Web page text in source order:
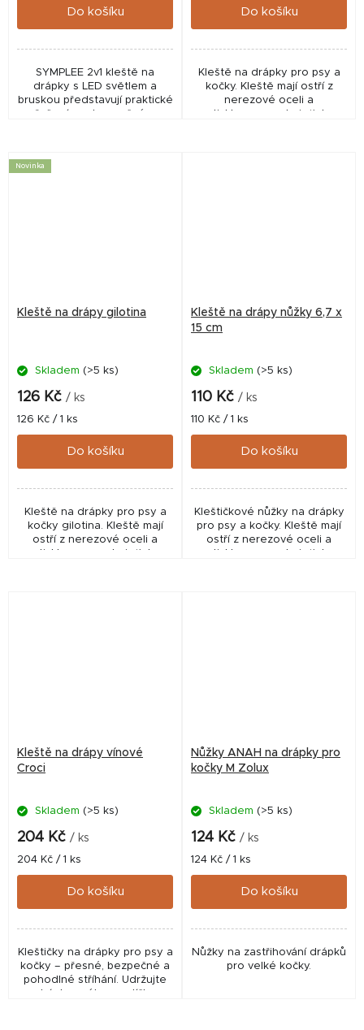
Do košíku
SYMPLEE 2v1 kleště na
drápky s LED světlem a
bruskou představují praktické
Do košíku
Kleště na drápky pro psy a
kočky. Kleště mají ostří z
nerezové oceli a
Novinka
Kleště na drápy gilotina
Skladem (>5 ks)
126 Kč / ks
Měrná
cena:
126 Kč / 1 ks
Do košíku
Kleště na drápky pro psy a
kočky gilotina. Kleště mají
ostří z nerezové oceli a
Kleště na drápy nůžky 6,7 x
15 cm
Skladem (>5 ks)
110 Kč / ks
Měrná
cena:
110 Kč / 1 ks
Do košíku
Kleštičkové nůžky na drápky
pro psy a kočky. Kleště mají
ostří z nerezové oceli a
Kleště na drápy vínové
Croci
Skladem (>5 ks)
204 Kč / ks
Měrná
cena:
204 Kč / 1 ks
Do košíku
Kleštičky na drápky pro psy a
kočky – přesné, bezpečné a
pohodlné stříhání. Udržujte
drápky svého mazlíčka
Nůžky ANAH na drápky pro
kočky M Zolux
Skladem (>5 ks)
124 Kč / ks
Měrná
cena:
124 Kč / 1 ks
Do košíku
Nůžky na zastřihování drápků
pro velké kočky.